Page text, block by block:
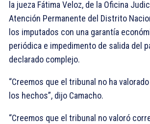
la jueza Fátima Veloz, de la Oficina
Atención Permanente del Distrito
los imputados con una garantía
periódica e impedimento de salida del
declarado complejo.
“Creemos que el tribunal no ha
los hechos”, dijo Camacho.
“Creemos que el tribunal no valoró